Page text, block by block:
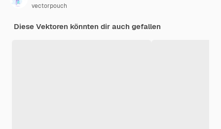
vectorpouch
Diese Vektoren könnten dir auch gefallen